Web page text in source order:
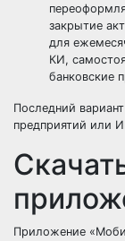
закрытие
для
КИ,
банковские
Последний
предприятий или
Приложение